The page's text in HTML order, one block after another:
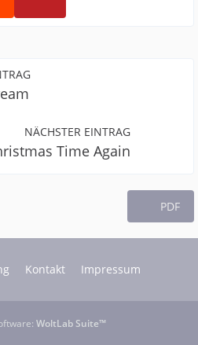
NÄCHSTER EINTRAG
Time Again
PDF
Kontakt Impressum
WoltLab Suite™